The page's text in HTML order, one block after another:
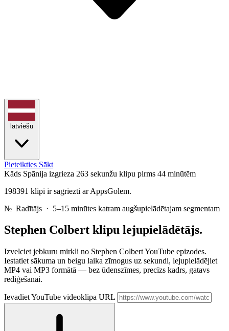
latviešu
Pieteikties Sākt
Kāds Spānija izgrieza 263 sekunžu klipu pirms 44 minūtēm
198391 klipi ir sagriezti ar AppsGolem.
№ Radītājs · 5–15 minūtes katram augšupielādētajam segmentam
Stephen Colbert klipu lejupielādētājs.
Izvelciet jebkuru mirkli no Stephen Colbert YouTube epizodes.
Iestatiet sākuma un beigu laika zīmogus uz sekundi, lejupielādējiet
MP4 vai MP3 formātā — bez ūdenszīmes, precīzs kadrs, gatavs
rediģēšanai.
Ievadiet YouTube videoklipa URL